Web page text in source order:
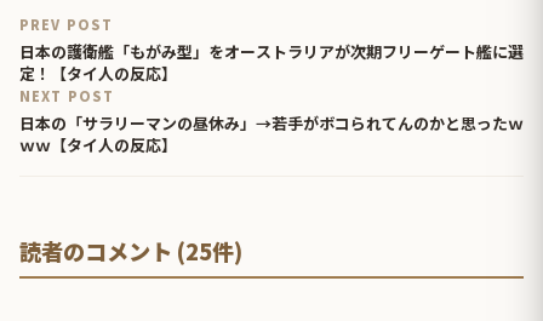
PREV POST
日本の護衛艦「もがみ型」をオーストラリアが次期フリーゲート艦に選
定！【タイ人の反応】
NEXT POST
日本の「サラリーマンの昼休み」→若手がボコられてんのかと思ったｗ
ｗｗ【タイ人の反応】
読者のコメント (25件)